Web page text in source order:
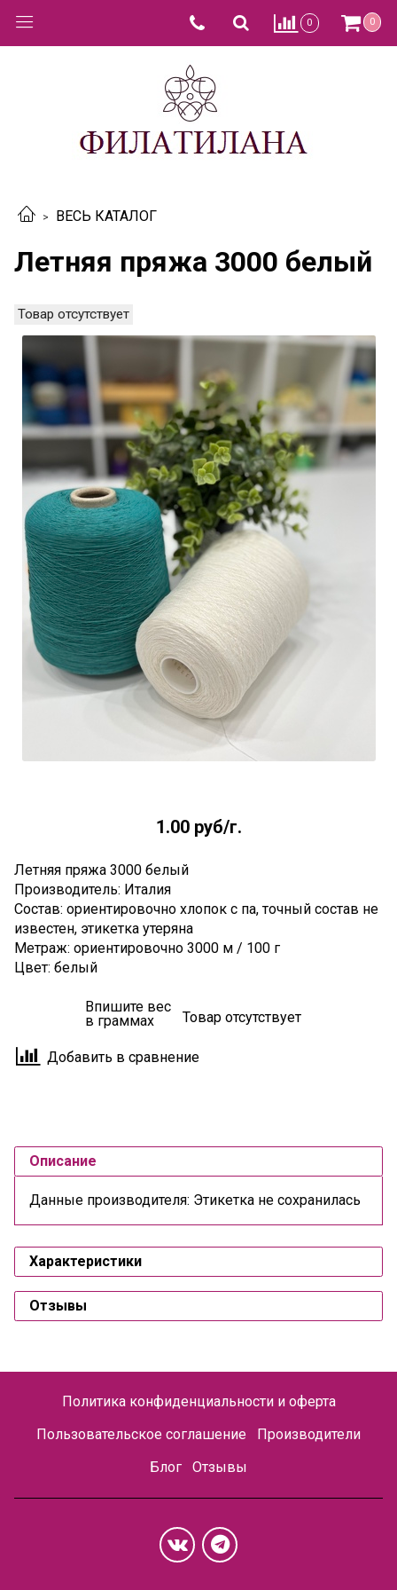
0 0
ВЕСЬ КАТАЛОГ
Летняя пряжа 3000 белый
Товар отсутствует
1.00 руб/г.
Летняя пряжа 3000 белый
Производитель: Италия
Состав: ориентировочно хлопок с па, точный состав не
известен, этикетка утеряна
Метраж: ориентировочно 3000 м / 100 г
Цвет: белый
Впишите вес
в граммах
Товар отсутствует
Добавить в сравнение
Описание
Данные производителя: Этикетка не сохранилась
Характеристики
Отзывы
Политика конфиденциальности и оферта
Пользовательское соглашение
Производители
Блог
Отзывы